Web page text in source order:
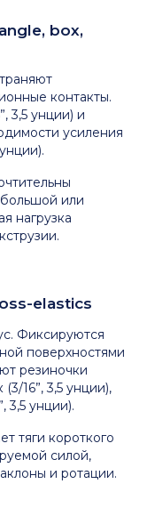
box,
контакты.
3,5 унции) и
усиления
или
нагрузка
elastics
Фиксируются
поверхностями
резиночки
16”, 3,5 унции),
3,5 унции).
тяги короткого
силой,
и ротации.